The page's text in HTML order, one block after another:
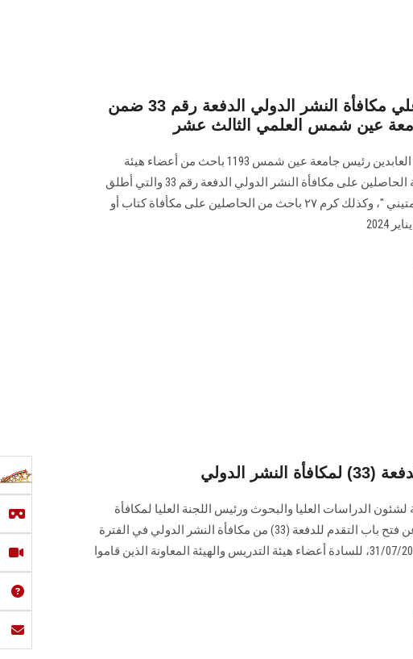
تكريم الحاصلين علي مكافأة النشر الدولي الدفعة رقم 33 ضمن
عين شمس العلمي الثالث عشر
كرم أ. د. محمد ضياء زين العابدين رئيس جامعة عين شمس 1193 باحث من أعضاء هيئة
التدريس والهيئة المعاونة الحاصلين على مكافأة النشر الدولي الدفعة رقم 33 والتي أطلق
عليها إسم "أ.د.محمود المتيني "، وكذلك كرم ٢٧ باحث من الحاصلين على مكأفاة كتاب أو
2024
الدولي
الدراسات العليا والبحوث ورئيس اللجنة العليا لمكافأة
النشر الدولي بالجامعة عن فتح باب التقدم للدفعة (33) من مكافأة النشر الدولي في الفترة
من 01/07/2023 وحتى 31/07/2023، للسادة أعضاء هيئة التدريس والهيئة المعاونة الذين قاموا